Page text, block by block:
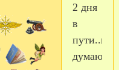
2 дня
в
пути..но
думаю